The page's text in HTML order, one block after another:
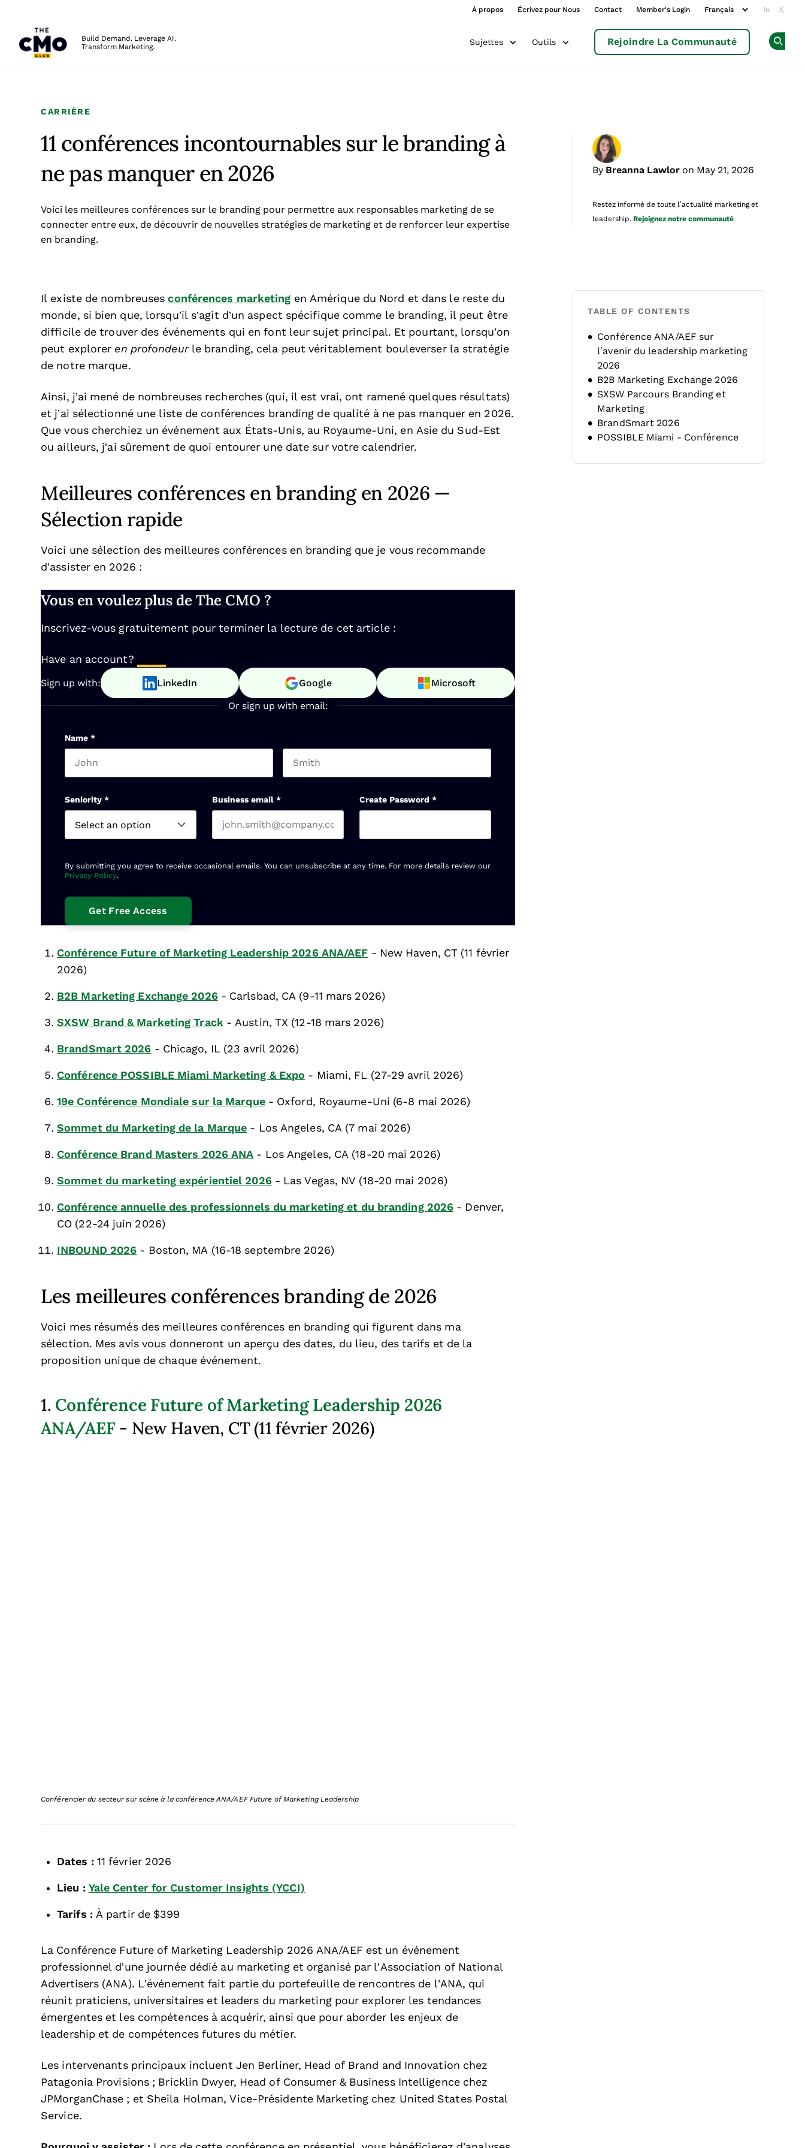
À propos Écrivez pour Nous Contact Member's Login Add us
Build Demand. Leverage AI.
Transform Marketing.
Sujettes Outils Rejoindre La Communauté
CARRIÈRE
11 conférences incontournables sur le branding à
ne pas manquer en 2026
By Breanna Lawlor on May 21, 2026
Restez informé de toute l’actualité marketing et
leadership. Rejoignez notre communauté
Voici les meilleures conférences sur le branding pour permettre aux responsables marketing de se
connecter entre eux, de découvrir de nouvelles stratégies de marketing et de renforcer leur expertise
en branding.
Il existe de nombreusesconférences marketing en Amérique du Nord et dans le reste du
monde, si bien que, lorsqu’il s’agit d’un aspect spécifique comme le branding, il peut être
difficile de trouver des événements qui en font leur sujet principal. Et pourtant, lorsqu’on
peut explorer en profondeurle branding, cela peut véritablement bouleverser la stratégie
de notre marque.
Ainsi, j’ai mené de nombreuses recherches (qui, il est vrai, ont ramené quelques résultats)
et j’ai sélectionné une liste de conférences branding de qualité à ne pas manquer en 2026.
Que vous cherchiez un événement aux États-Unis, au Royaume-Uni, en Asie du Sud-Est
ou ailleurs, j’ai sûrement de quoi entourer une date sur votre calendrier.
Meilleures conférences en branding en 2026 —
Sélection rapide
Voici une sélection des meilleures conférences en branding que je vous recommande
d’assister en 2026 :
Vous en voulez plus de The CMO ?
Inscrivez-vous gratuitement pour terminer la lecture de cet article :
Have an account? Log In
Sign up with: LinkedIn Google Microsoft
Or sign up with email:
Name *
Seniority * Business email * Create Password *
By submitting you agree to receive occasional emails. You can unsubscribe at any time. For more details review our
Privacy Policy.
Conférence Future of Marketing Leadership 2026 ANA/AEF - New Haven, CT (11 février
2026)
B2B Marketing Exchange 2026- Carlsbad, CA (9-11 mars 2026)
SXSW Brand & Marketing Track- Austin, TX (12-18 mars 2026)
BrandSmart 2026 - Chicago, IL (23 avril 2026)
Conférence POSSIBLE Miami Marketing & Expo - Miami, FL (27-29 avril 2026)
19e Conférence Mondiale sur la Marque- Oxford, Royaume-Uni (6-8 mai 2026)
Sommet du Marketing de la Marque - Los Angeles, CA (7 mai 2026)
Conférence Brand Masters 2026 ANA - Los Angeles, CA (18-20 mai 2026)
Sommet du marketing expérientiel 2026- Las Vegas, NV (18-20 mai 2026)
Conférence annuelle des professionnels du marketing et du branding 2026 - Denver,
CO (22-24 juin 2026)
INBOUND 2026 - Boston, MA (16-18 septembre 2026)
Les meilleures conférences branding de 2026
Voici mes résumés des meilleures conférences en branding qui figurent dans ma
sélection. Mes avis vous donneront un aperçu des dates, du lieu, des tarifs et de la
proposition unique de chaque événement.
1. Conférence Future of Marketing Leadership 2026
ANA/AEF- New Haven, CT (11 février 2026)
Conférencier du secteur sur scène à la conférence ANA/AEF Future of Marketing Leadership
Dates :11 février 2026
Lieu : Yale Center for Customer Insights (YCCI)
Tarifs :À partir de $399
La Conférence Future of Marketing Leadership 2026 ANA/AEF est un événement
professionnel d’une journée dédié au marketing et organisé par l’Association of National
Advertisers (ANA). L’événement fait partie du portefeuille de rencontres de l’ANA, qui
réunit praticiens, universitaires et leaders du marketing pour explorer les tendances
émergentes et les compétences à acquérir, ainsi que pour aborder les enjeux de
leadership et de compétences futures du métier.
Les intervenants principaux incluent Jen Berliner, Head of Brand and Innovation chez
Patagonia Provisions ; Bricklin Dwyer, Head of Consumer & Business Intelligence chez
JPMorganChase ; et Sheila Holman, Vice-Présidente Marketing chez United States Postal
Service.
TABLE OF CONTENTS
Conférence ANA/AEF sur
l’avenir du leadership marketing
2026
B2B Marketing Exchange 2026
SXSW Parcours Branding et
Marketing
BrandSmart 2026
POSSIBLE Miami - Conférence
19e Conférence mondiale sur le